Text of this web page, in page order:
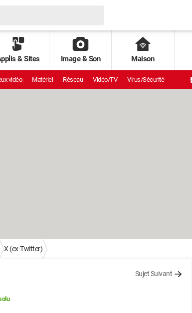
& Sites Image & Son Maison
vidéo Matériel Réseau Vidéo/TV Virus/Sécurité
X (ex-Twitter)
Sujet Suivant